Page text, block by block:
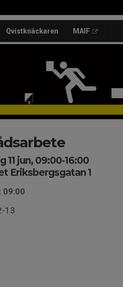
Qvistknäckaren MAIF
11 jun, 09:00-16:00
Eriksbergsgatan 1
09:00
13